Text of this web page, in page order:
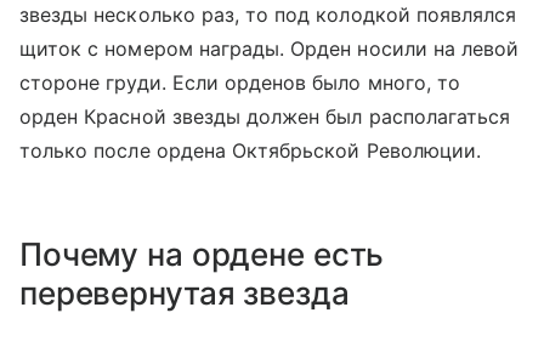
звезды несколько раз, то под колодкой появлялся
щиток с номером награды. Орден носили на левой
стороне груди. Если орденов было много, то
орден Красной звезды должен был располагаться
только после ордена Октябрьской Революции.
Почему на ордене есть
перевернутая звезда